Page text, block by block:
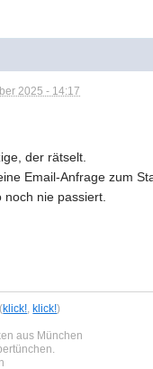
2025 - 14:17
der rätselt.
Email-Anfrage zum
nie passiert.
klick! ,klick!)
aus München